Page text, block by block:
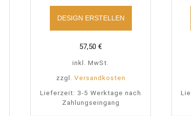
DESIGN ERSTELLEN
57,50 €
inkl. MwSt.
zzgl. Versandkosten
Lieferzeit: 3-5 Werktage nach
Zahlungseingang